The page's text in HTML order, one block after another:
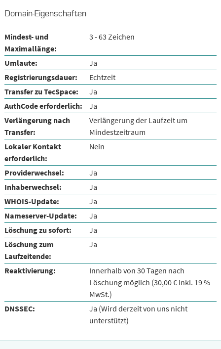
Domain-Eigenschaften
Mindest- und
Maximallänge:
3 - 63 Zeichen
Umlaute:
Ja
Registrierungsdauer:
Echtzeit
Transfer zu TecSpace:
Ja
AuthCode erforderlich:
Ja
Verlängerung nach
Transfer:
Verlängerung der Laufzeit um
Mindestzeitraum
Lokaler Kontakt
erforderlich:
Nein
Providerwechsel:
Ja
Inhaberwechsel:
Ja
WHOIS-Update:
Ja
Nameserver-Update:
Ja
Löschung zu sofort:
Ja
Löschung zum
Laufzeitende:
Ja
Reaktivierung:
Innerhalb von 30 Tagen nach
Löschung möglich (30,00 € inkl. 19 %
MwSt.)
DNSSEC:
Ja (Wird derzeit von uns nicht
unterstützt)